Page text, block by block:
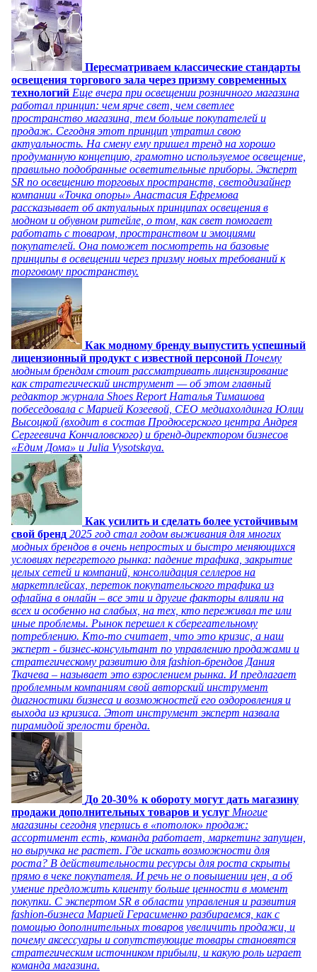
Пересматриваем классические стандарты
освещения торгового зала через призму современных
технологий Еще вчера при освещении розничного магазина
работал принцип: чем ярче свет, чем светлее
пространство магазина, тем больше покупателей и
продаж. Сегодня этот принцип утратил свою
актуальность. На смену ему пришел тренд на хорошо
продуманную концепцию, грамотно используемое освещение,
правильно подобранные осветительные приборы. Эксперт
SR по освещению торговых пространств, светодизайнер
компании «Точка опоры» Анастасия Ефремова
рассказывает об актуальных принципах освещения в
модном и обувном ритейле, о том, как свет помогает
работать с товаром, пространством и эмоциями
покупателей. Она поможет посмотреть на базовые
принципы в освещении через призму новых требований к
торговому пространству.
Как модному бренду выпустить успешный
лицензионный продукт с известной персоной Почему
модным брендам стоит рассматривать лицензирование
как стратегический инструмент — об этом главный
редактор журнала Shoes Report Наталья Тимашова
побеседовала с Марией Козеевой, СЕО медиахолдинга Юлии
Высоцкой (входит в состав Продюсерского центра Андрея
Сергеевича Кончаловского) и бренд-директором бизнесов
«Едим Дома» и Julia Vysotskaya.
Как усилить и сделать более устойчивым
свой бренд 2025 год стал годом выживания для многих
модных брендов в очень непростых и быстро меняющихся
условиях перегретого рынка: падение трафика, закрытие
целых сетей и компаний, консолидация селлеров на
маркетплейсах, переток покупательского трафика из
офлайна в онлайн – все эти и другие факторы влияли на
всех и особенно на слабых, на тех, кто переживал те или
иные проблемы. Рынок перешел к сберегательному
потреблению. Кто-то считает, что это кризис, а наш
эксперт - бизнес-консультант по управлению продажами и
стратегическому развитию для fashion-брендов Дания
Ткачева – называет это взрослением рынка. И предлагает
проблемным компаниям свой авторский инструмент
диагностики бизнеса и возможностей его оздоровления и
выхода из кризиса. Этот инструмент эксперт назвала
пирамидой зрелости бренда.
До 20-30% к обороту могут дать магазину
продажи дополнительных товаров и услуг Многие
магазины сегодня уперлись в «потолок» продаж:
ассортимент есть, команда работает, маркетинг запущен,
но выручка не растет. Где искать возможности для
роста? В действительности ресурсы для роста скрыты
прямо в чеке покупателя. И речь не о повышении цен, а об
умение предложить клиенту больше ценности в момент
покупки. С экспертом SR в области управления и развития
fashion-бизнеса Марией Герасименко разбираемся, как с
помощью дополнительных товаров увеличить продажи, и
почему аксессуары и сопутствующие товары становятся
стратегическим источником прибыли, и какую роль играет
команда магазина.